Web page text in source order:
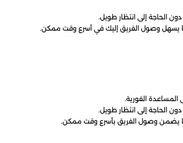
الحاجة إلى انتظار طويل.
يسهل وصول الفريق إليك في أسرع وقت ممكن.
الفورية.
الحاجة إلى انتظار طويل.
يضمن وصول الفريق بأسرع وقت ممكن.